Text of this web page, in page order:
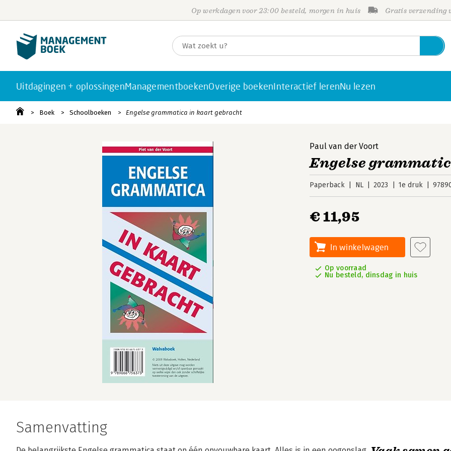
Op werkdagen voor 23:00 besteld, morgen in huis Gratis verzending
Uitdagingen + oplossingenManagementboekenOverige boekenInteractief lerenNu lezen
Boek Schoolboeken Engelse grammatica in kaart gebracht
Paul van der Voort
Engelse
Paperback NL 2023 1e druk
€ 11,95
In winkelwagen
Op voorraad
Nu besteld, dinsdag in huis
Samenvatting